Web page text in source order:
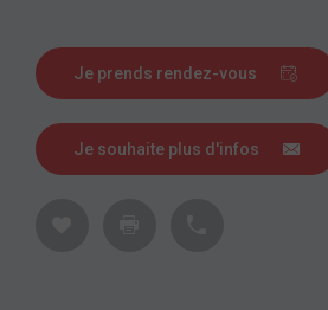
Je prends rendez-vous
Je souhaite plus d'infos